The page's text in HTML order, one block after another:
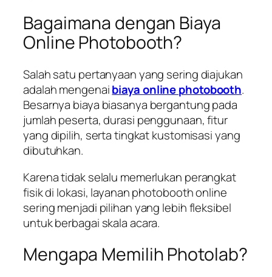
Bagaimana dengan Biaya
Online Photobooth?
Salah satu pertanyaan yang sering diajukan
adalah mengenaibiaya online photobooth.
Besarnya biaya biasanya bergantung pada
jumlah peserta, durasi penggunaan, fitur
yang dipilih, serta tingkat kustomisasi yang
dibutuhkan.
Karena tidak selalu memerlukan perangkat
fisik di lokasi, layanan photobooth online
sering menjadi pilihan yang lebih fleksibel
untuk berbagai skala acara.
Mengapa Memilih Photolab?